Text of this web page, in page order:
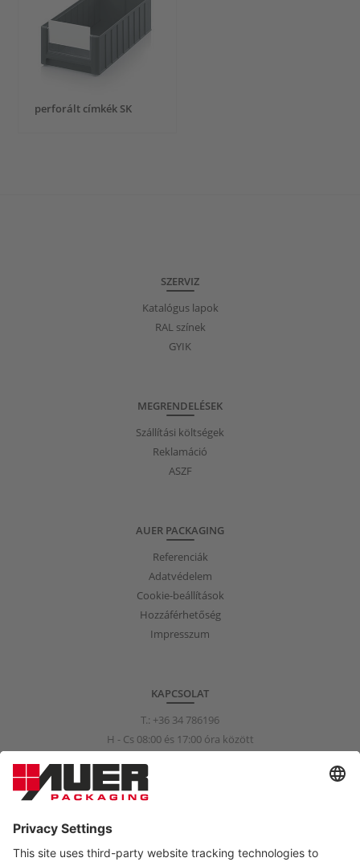
perforált címkék SK
SZERVIZ
Katalógus lapok
RAL színek
GYIK
MEGRENDELÉSEK
Szállítási költségek
Reklamáció
ASZF
AUER PACKAGING
Referenciák
Adatvédelem
Cookie-beállítások
Hozzáférhetőség
Impresszum
KAPCSOLAT
T.: +36 34 786196
H - Cs 08:00 és 17:00 óra között
info@auer-packaging.hu